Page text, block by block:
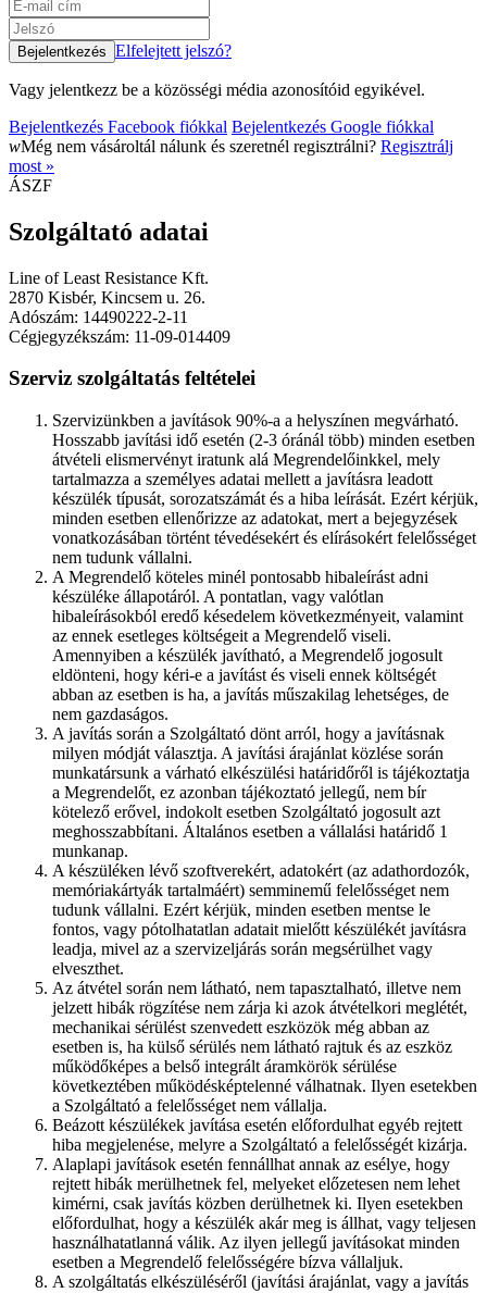
Elfelejtett jelszó?
Vagy jelentkezz be a közösségi média azonosítóid egyikével.
Bejelentkezés Facebook fiókkal Bejelentkezés Google fiókkal
wMég nem vásároltál nálunk és szeretnél regisztrálni? Regisztrálj
most »
ÁSZF
Szolgáltató adatai
Line of Least Resistance Kft.
2870 Kisbér, Kincsem u. 26.
Adószám: 14490222-2-11
Cégjegyzékszám: 11-09-014409
Szerviz szolgáltatás feltételei
Szervizünkben a javítások 90%-a a helyszínen megvárható.
Hosszabb javítási idő esetén (2-3 óránál több) minden esetben
átvételi elismervényt iratunk alá Megrendelőinkkel, mely
tartalmazza a személyes adatai mellett a javításra leadott
készülék típusát, sorozatszámát és a hiba leírását. Ezért kérjük,
minden esetben ellenőrizze az adatokat, mert a bejegyzések
vonatkozásában történt tévedésekért és elírásokért felelősséget
nem tudunk vállalni.
A Megrendelő köteles minél pontosabb hibaleírást adni
készüléke állapotáról. A pontatlan, vagy valótlan
hibaleírásokból eredő késedelem következményeit, valamint
az ennek esetleges költségeit a Megrendelő viseli.
Amennyiben a készülék javítható, a Megrendelő jogosult
eldönteni, hogy kéri-e a javítást és viseli ennek költségét
abban az esetben is ha, a javítás műszakilag lehetséges, de
nem gazdaságos.
A javítás során a Szolgáltató dönt arról, hogy a javításnak
milyen módját választja. A javítási árajánlat közlése során
munkatársunk a várható elkészülési határidőről is tájékoztatja
a Megrendelőt, ez azonban tájékoztató jellegű, nem bír
kötelező erővel, indokolt esetben Szolgáltató jogosult azt
meghosszabbítani. Általános esetben a vállalási határidő 1
munkanap.
A készüléken lévő szoftverekért, adatokért (az adathordozók,
memóriakártyák tartalmáért) semminemű felelősséget nem
tudunk vállalni. Ezért kérjük, minden esetben mentse le
fontos, vagy pótolhatatlan adatait mielőtt készülékét javításra
leadja, mivel az a szervizeljárás során megsérülhet vagy
elveszthet.
Az átvétel során nem látható, nem tapasztalható, illetve nem
jelzett hibák rögzítése nem zárja ki azok átvételkori meglétét,
mechanikai sérülést szenvedett eszközök még abban az
esetben is, ha külső sérülés nem látható rajtuk és az eszköz
működőképes a belső integrált áramkörök sérülése
következtében működésképtelenné válhatnak. Ilyen esetekben
a Szolgáltató a felelősséget nem vállalja.
Beázott készülékek javítása esetén előfordulhat egyéb rejtett
hiba megjelenése, melyre a Szolgáltató a felelősségét kizárja.
Alaplapi javítások esetén fennállhat annak az esélye, hogy
rejtett hibák merülhetnek fel, melyeket előzetesen nem lehet
kimérni, csak javítás közben derülhetnek ki. Ilyen esetekben
előfordulhat, hogy a készülék akár meg is állhat, vagy teljesen
használhatatlanná válik. Az ilyen jellegű javításokat minden
esetben a Megrendelő felelősségére bízva vállaljuk.
A szolgáltatás elkészüléséről (javítási árajánlat, vagy a javítás